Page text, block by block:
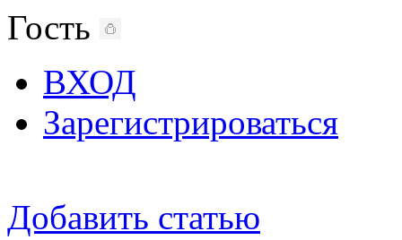
Гость
ВХОД
Зарегистрироваться
Добавить статью